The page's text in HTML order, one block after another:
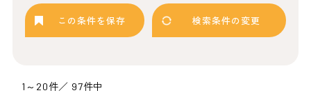
この条件を保存 検索条件の変更
1～20件／ 97件中